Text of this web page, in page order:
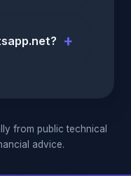
from public technical
advice.